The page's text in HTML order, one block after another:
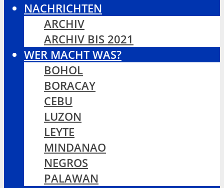
NACHRICHTEN
ARCHIV
ARCHIV BIS 2021
WER MACHT WAS?
BOHOL
BORACAY
CEBU
LUZON
LEYTE
MINDANAO
NEGROS
PALAWAN